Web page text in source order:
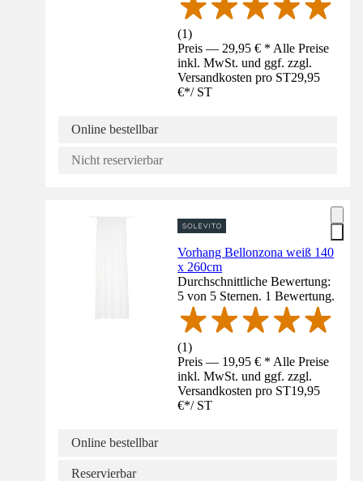
(1)
Preis — 29,95 € * Alle Preise
inkl. MwSt. und ggf. zzgl.
Versandkosten pro ST29,95
€*/ ST
Online bestellbar
Nicht reservierbar
Vorhang Bellonzona weiß 140
x 260cm
Durchschnittliche Bewertung:
5 von 5 Sternen. 1 Bewertung.
(1)
Preis — 19,95 € * Alle Preise
inkl. MwSt. und ggf. zzgl.
Versandkosten pro ST19,95
€*/ ST
Online bestellbar
Reservierbar